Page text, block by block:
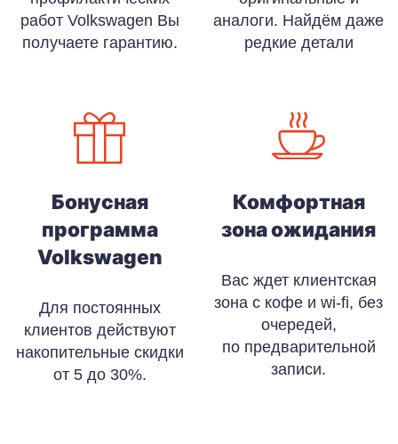
работ Volkswagen Вы
получаете гарантию.
Бонусная
программа
Volkswagen
Для постоянных
клиентов действуют
накопительные скидки
от 5 до 30%.
аналоги. Найдём даже
редкие детали
Комфортная
зона ожидания
Вас ждет клиентская
зона с кофе и wi-fi, без
очередей,
по предварительной
записи.